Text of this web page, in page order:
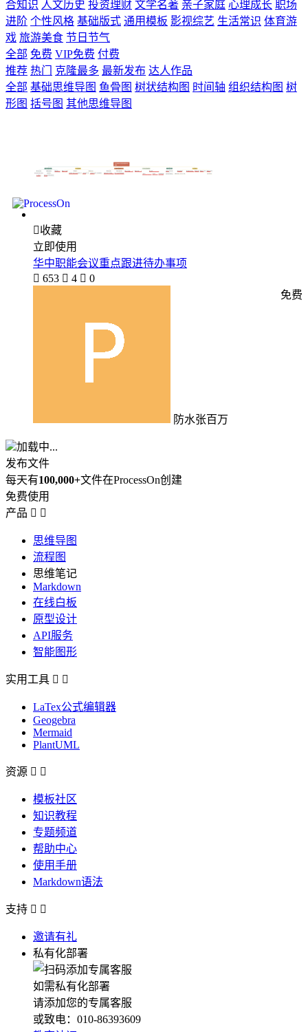
合知识 人文历史 投资理财 文学名著 亲子家庭 心理成长 职场
进阶 个性风格 基础版式 通用模板 影视综艺 生活常识 体育游
戏 旅游美食 节日节气
全部 免费 VIP免费 付费
推荐 热门 克隆最多 最新发布 达人作品
全部 基础思维导图 鱼骨图 树状结构图 时间轴 组织结构图 树
形图 括号图 其他思维导图
收藏
立即使用
华中职能会议重点跟进待办事项
 653  4  0
防水张百万
免费
加载中...
发布文件
每天有100,000+文件在ProcessOn创建
免费使用
产品  
思维导图
流程图
思维笔记
Markdown
在线白板
原型设计
API服务
智能图形
实用工具  
LaTex公式编辑器
Geogebra
Mermaid
PlantUML
资源  
模板社区
知识教程
专题频道
帮助中心
使用手册
Markdown语法
支持  
邀请有礼
私有化部署
如需私有化部署
请添加您的专属客服
或致电：010-86393609